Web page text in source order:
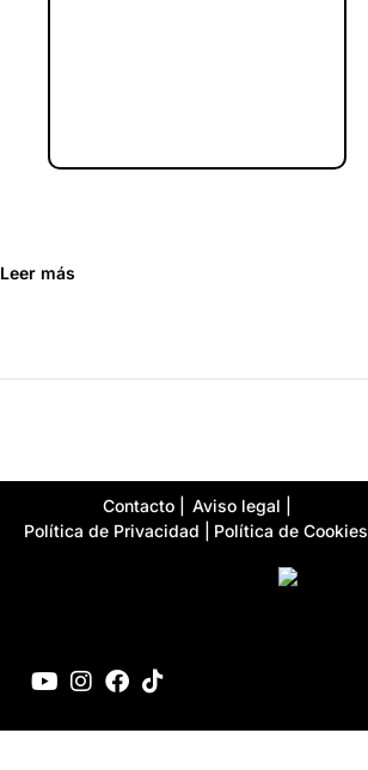
Leer más
Contacto |
Aviso legal |
Política de Privacidad |
Política de Cookies|